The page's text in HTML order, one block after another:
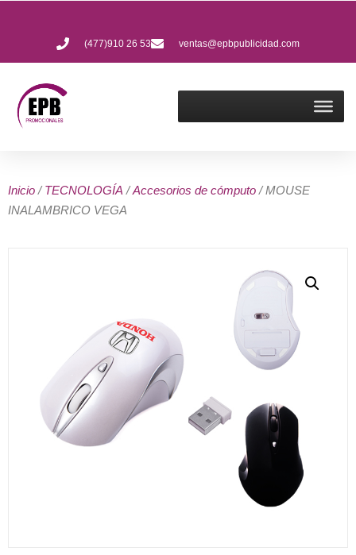
(477)910 26 53 ventas@epbpublicidad.com
Inicio /TECNOLOGÍA /Accesorios de cómputo / MOUSE
INALAMBRICO VEGA